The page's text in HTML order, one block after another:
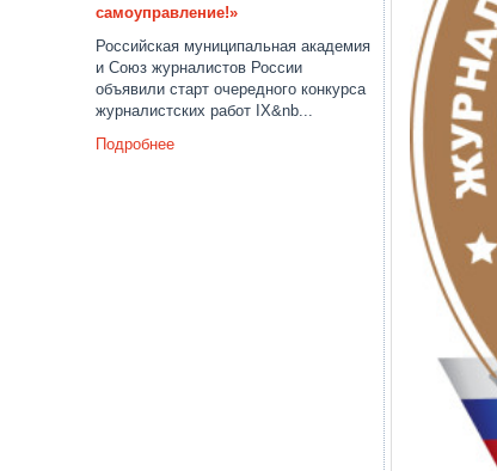
самоуправление!»
Российская муниципальная академия
и Союз журналистов России
объявили старт очередного конкурса
журналистских работ IX&nb...
Подробнее